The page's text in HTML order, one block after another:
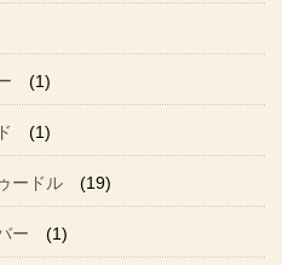
(1)
(1)
ードル (19)
ー (1)